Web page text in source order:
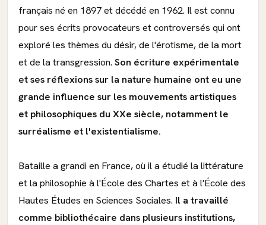
français né en 1897 et décédé en 1962. Il est connu
pour ses écrits provocateurs et controversés qui ont
exploré les thèmes du désir, de l'érotisme, de la mort
et de la transgression. Son écriture expérimentale
et ses réflexions sur la nature humaine ont eu une
grande influence sur les mouvements artistiques
et philosophiques du XXe siècle, notamment le
surréalisme et l'existentialisme.
Bataille a grandi en France, où il a étudié la littérature
et la philosophie à l'École des Chartes et à l'École des
Hautes Études en Sciences Sociales. Il a travaillé
comme bibliothécaire dans plusieurs institutions,